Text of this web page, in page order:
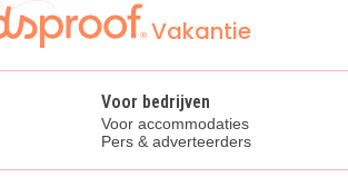
Vakantie
Voor bedrijven
Voor accommodaties
Pers & adverteerders